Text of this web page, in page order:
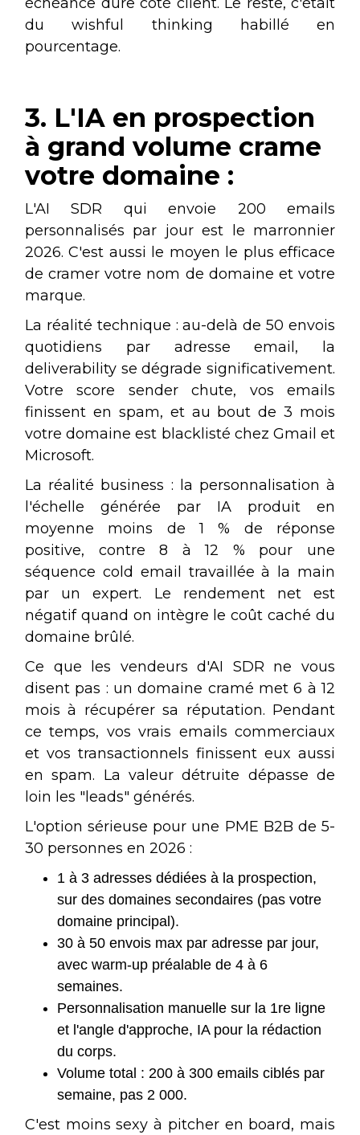
du wishful thinking habillé en
pourcentage.
3. L'IA en prospection
à grand volume crame
votre domaine :
L'AI SDR qui envoie 200 emails
personnalisés par jour est le marronnier
2026. C'est aussi le moyen le plus efficace
de cramer votre nom de domaine et votre
marque.
La réalité technique : au-delà de 50 envois
quotidiens par adresse email, la
deliverability se dégrade significativement.
Votre score sender chute, vos emails
finissent en spam, et au bout de 3 mois
votre domaine est blacklisté chez Gmail et
Microsoft.
La réalité business : la personnalisation à
l'échelle générée par IA produit en
moyenne moins de 1 % de réponse
positive, contre 8 à 12 % pour une
séquence cold email travaillée à la main
par un expert. Le rendement net est
négatif quand on intègre le coût caché du
domaine brûlé.
Ce que les vendeurs d'AI SDR ne vous
disent pas : un domaine cramé met 6 à 12
mois à récupérer sa réputation. Pendant
ce temps, vos vrais emails commerciaux
et vos transactionnels finissent eux aussi
en spam. La valeur détruite dépasse de
loin les "leads" générés.
L'option sérieuse pour une PME B2B de 5-
30 personnes en 2026 :
1 à 3 adresses dédiées à la prospection,
sur des domaines secondaires (pas votre
domaine principal).
30 à 50 envois max par adresse par jour,
avec warm-up préalable de 4 à 6
semaines.
Personnalisation manuelle sur la 1re ligne
et l'angle d'approche, IA pour la rédaction
du corps.
Volume total : 200 à 300 emails ciblés par
semaine, pas 2 000.
C'est moins sexy à pitcher en board, mais